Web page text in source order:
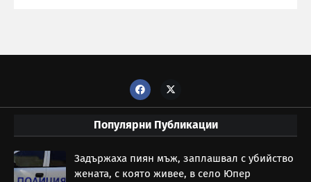
Популярни Публикации
Задържаха пиян мъж, заплашвал с убийство
жената, с която живее, в село Юпер